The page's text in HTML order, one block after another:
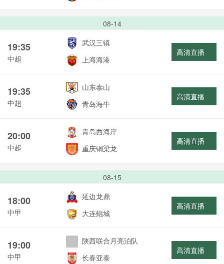
08-14
19:35
中超
武汉三镇
上海海港
高清直播
19:35
中超
山东泰山
青岛海牛
高清直播
20:00
中超
青岛西海岸
重庆铜梁龙
高清直播
08-15
18:00
中甲
延边龙鼎
大连鲲城
高清直播
19:00
中甲
陕西联合月亮泊队
长春亚泰
高清直播